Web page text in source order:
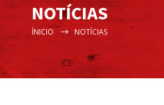
NOTÍCIAS
ÍNICIO NOTÍCIAS